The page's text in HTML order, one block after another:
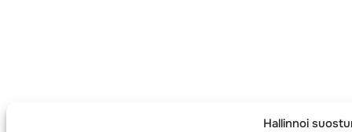
Hallinnoi